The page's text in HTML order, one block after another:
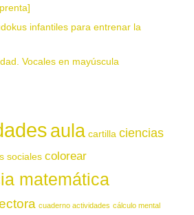
infantiles para entrenar la
Vocales en mayúscula
aula cartilla ciencias
sociales colorear
matemática
cuaderno actividades cálculo mental